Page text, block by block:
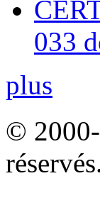
033
plus
© 2000-